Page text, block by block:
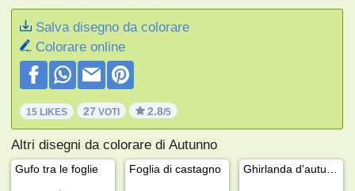
Salva disegno da colorare
Colorare online
15 LIKES 27 VOTI 2.8/5
Altri disegni da colorare di Autunno
Gufo tra le foglie Foglia di castagno